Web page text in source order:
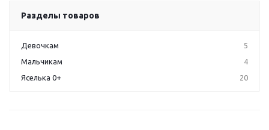
Разделы товаров
Девочкам
5
Мальчикам
4
Яселька 0+
20